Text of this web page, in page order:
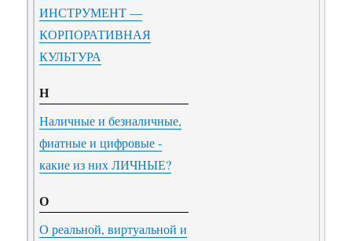
ИНСТРУМЕНТ —
КОРПОРАТИВНАЯ
КУЛЬТУРА
Н
Наличные и безналичные,
фиатные и цифровые -
какие из них ЛИЧНЫЕ?
О
О реальной, виртуальной и